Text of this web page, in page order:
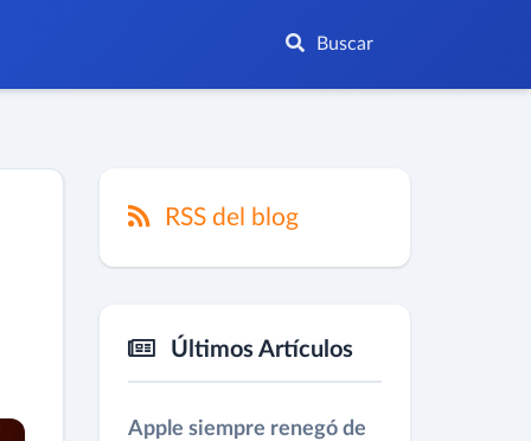
Buscar
RSS del blog
Últimos Artículos
Apple siempre renegó de